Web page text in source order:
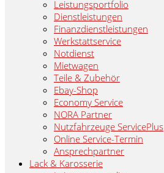
Leistungsportfolio
Dienstleistungen
Finanzdienstleistungen
Werkstattservice
Notdienst
Mietwagen
Teile & Zubehör
Ebay-Shop
Economy Service
NORA Partner
Nutzfahrzeuge ServicePlus
Online Service-Termin
Ansprechpartner
Lack & Karosserie